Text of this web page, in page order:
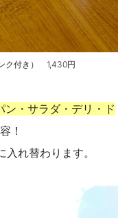
ク付き） 1,430円
ン・サラダ・デリ・ド
！
れ替わります。